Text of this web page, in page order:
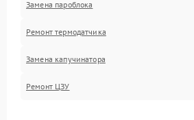
Замена пароблока
Ремонт термодатчика
Замена капучинатора
Ремонт ЦЗУ